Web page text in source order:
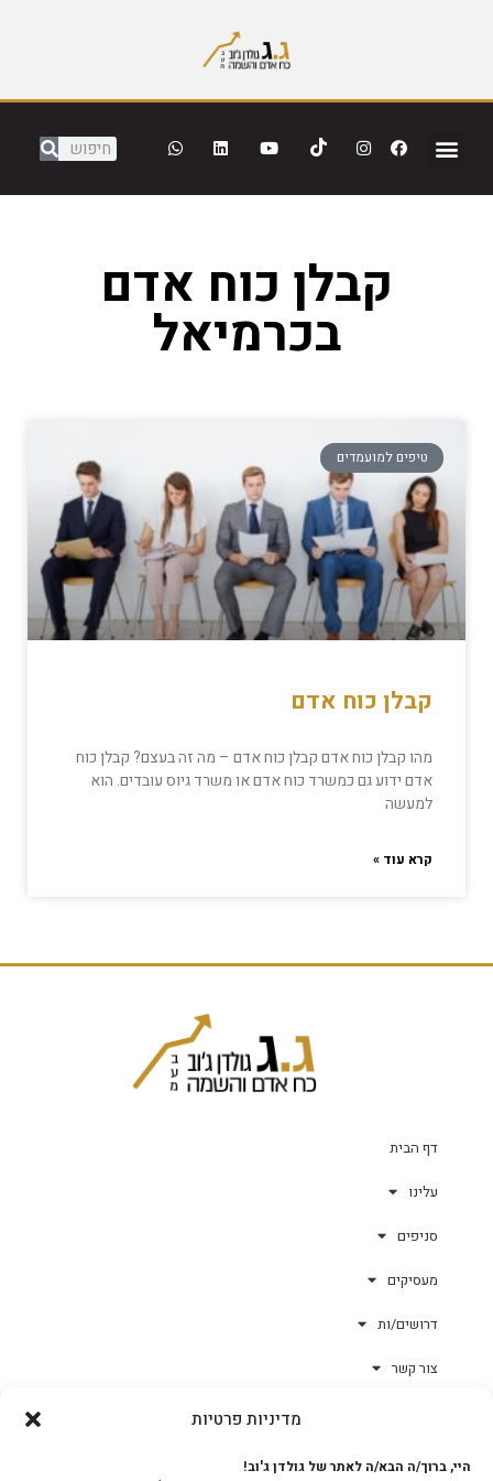
מדיניות פרטיות
היי, ברוך/ה הבא/ה לאתר של גולדן ג'וב!
קבלן כוח אדם
בכרמיאל
טיפים למועמדים
קבלן כוח אדם
מהו קבלן כוח אדם קבלן כוח אדם – מה זה בעצם? קבלן כוח
אדם ידוע גם כמשרד כוח אדם או משרד גיוס עובדים. הוא
למעשה
קרא עוד »
דף הבית
עלינו
סניפים
מעסיקים
דרושים/ות
צור קשר